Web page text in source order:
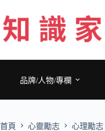
至
主
要
品牌/人物/專欄
首頁 心靈勵志 心理勵志